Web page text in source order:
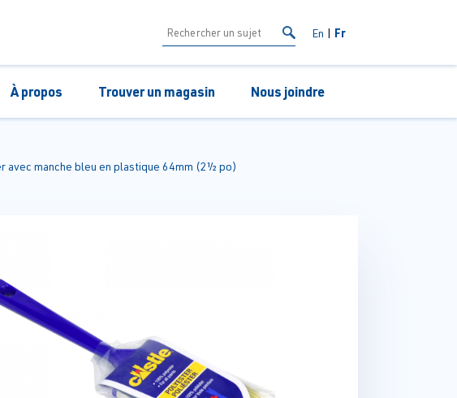
En Fr
À propos Trouver un magasin Nous joindre
avec manche bleu en plastique 64mm (2½ po)